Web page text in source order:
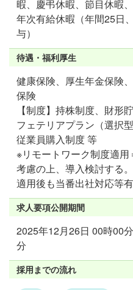
暇、慶弔休暇、節目休暇
年次有給休暇（年間25日
与）
待遇・福利厚生
健康保険、厚生年金保険
保険
【制度】持株制度、財形
フェテリアプラン（選択
従業員購入制度 等
※リモートワーク制度適
考慮の上、導入検討する
適用後も当番出社対応等有
求人要項公開期間
2025年12月26日 00時00
分
採用までの流れ